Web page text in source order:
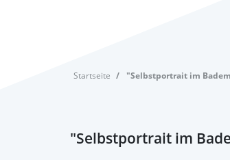
Startseite "Selbstportrait im
"Selbstportrait im